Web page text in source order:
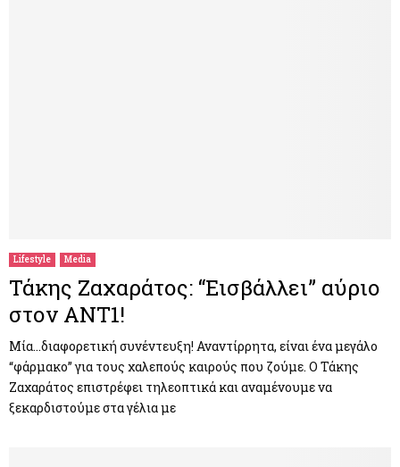
Lifestyle Media
Τάκης Ζαχαράτος: “Εισβάλλει” αύριο
στον ANT1!
Μία…διαφορετική συνέντευξη! Αναντίρρητα, είναι ένα μεγάλο
“φάρμακο” για τους χαλεπούς καιρούς που ζούμε. Ο Τάκης
Ζαχαράτος επιστρέφει τηλεοπτικά και αναμένουμε να
ξεκαρδιστούμε στα γέλια με